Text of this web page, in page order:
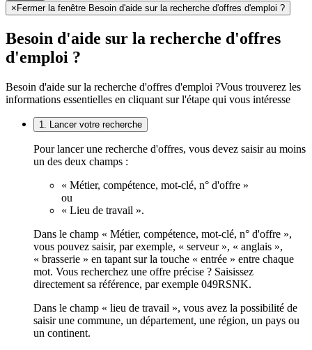
× Fermer la fenêtre Besoin d'aide sur la recherche d'offres d'emploi ?
Besoin d'aide sur la recherche d'offres
d'emploi ?
Besoin d'aide sur la recherche d'offres d'emploi ?Vous trouverez les
informations essentielles en cliquant sur l'étape qui vous intéresse
1. Lancer votre recherche
Pour lancer une recherche d'offres, vous devez saisir au moins
un des deux champs :
« Métier, compétence, mot-clé, n° d'offre »
ou
« Lieu de travail ».
Dans le champ « Métier, compétence, mot-clé, n° d'offre »,
vous pouvez saisir, par exemple, « serveur », « anglais »,
« brasserie » en tapant sur la touche « entrée » entre chaque
mot. Vous recherchez une offre précise ? Saisissez
directement sa référence, par exemple 049RSNK.
Dans le champ « lieu de travail », vous avez la possibilité de
saisir une commune, un département, une région, un pays ou
un continent.